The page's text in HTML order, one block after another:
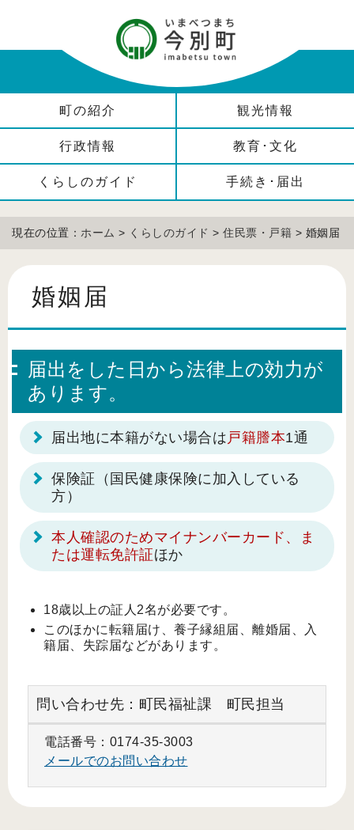
町の紹介 観光情報
行政情報 教育･文化
くらしのガイド 手続き･届出
現在の位置： ホーム > くらしのガイド > 住民票・戸籍 > 婚姻届
婚姻届
届出をした日から法律上の効力が
あります。
届出地に本籍がない場合は 戸籍謄本1通
保険証（国民健康保険に加入している
方）
本人確認のためマイナンバーカード、ま
たは運転免許証ほか
18歳以上の証人2名が必要です。
このほかに転籍届け、養子縁組届、離婚届、入
籍届、失踪届などがあります。
問い合わせ先：町民福祉課 町民担当
電話番号：0174-35-3003
メールでのお問い合わせ